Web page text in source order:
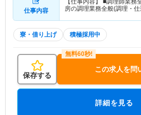
仕事内容
【仕事内容】 ■調理師業
房の調理業務全般(調理・
寮・借り上げ 積極採用中
保存する
この求人を問
詳細を見る